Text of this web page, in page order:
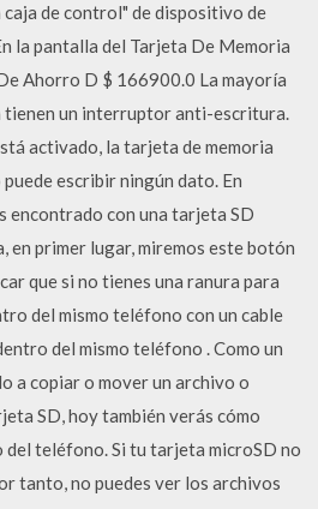
caja de control" de dispositivo de
la pantalla del Tarjeta De Memoria
Ahorro D $ 166900.0 La mayoría
tienen un interruptor anti-escritura.
activado, la tarjeta de memoria
escribir ningún dato. En
encontrado con una tarjeta SD
primer lugar, miremos este botón
que si no tienes una ranura para
del mismo teléfono con un cable
del mismo teléfono . Como un
a copiar o mover un archivo o
SD, hoy también verás cómo
teléfono. Si tu tarjeta microSD no
tanto, no puedes ver los archivos